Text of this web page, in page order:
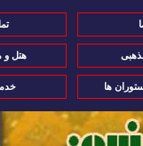
هتل و
ها